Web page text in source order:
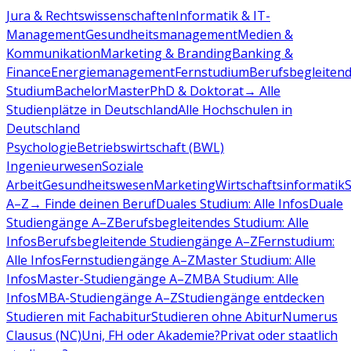
Jura & RechtswissenschaftenInformatik & IT-
ManagementGesundheitsmanagementMedien &
KommunikationMarketing & BrandingBanking &
FinanceEnergiemanagementFernstudiumBerufsbegleitend
StudiumBachelorMasterPhD & Doktorat→ Alle
Studienplätze in DeutschlandAlle Hochschulen in
Deutschland
PsychologieBetriebswirtschaft (BWL)
IngenieurwesenSoziale
ArbeitGesundheitswesenMarketingWirtschaftsinformatik
A–Z→ Finde deinen BerufDuales Studium: Alle InfosDuale
Studiengänge A–ZBerufsbegleitendes Studium: Alle
InfosBerufsbegleitende Studiengänge A–ZFernstudium:
Alle InfosFernstudiengänge A–ZMaster Studium: Alle
InfosMaster-Studiengänge A–ZMBA Studium: Alle
InfosMBA-Studiengänge A–ZStudiengänge entdecken
Studieren mit FachabiturStudieren ohne AbiturNumerus
Clausus (NC)Uni, FH oder Akademie?Privat oder staatlich